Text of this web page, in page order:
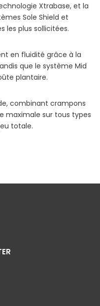
Xtrabase, et la
Sole Shield et
les plus sollicitées.
en fluidité grâce à la
que le système Mid
plantaire.
combinant crampons
maximale sur tous types
totale.